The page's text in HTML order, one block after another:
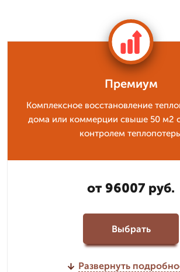
Премиум
Комплексное восстановление
дома или коммерции свыше 50 м2 с
контролем
от 96007 руб.
Выбрать
Развернуть